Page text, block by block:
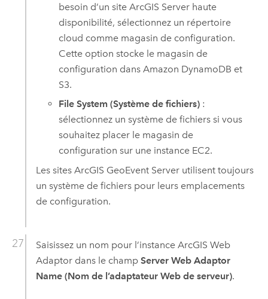
besoin d’un siteArcGIS Server haute
disponibilité, sélectionnez un répertoire
cloud comme magasin de configuration.
Cette option stocke le magasin de
configuration dansAmazon DynamoDB et
S3.
File System (Système de fichiers) :
sélectionnez un système de fichiers si vous
souhaitez placer le magasin de
configuration sur une instance EC2.
Les sites ArcGIS GeoEvent Serverutilisent toujours
un système de fichiers pour leurs emplacements
de configuration.
Saisissez un nom pour l’instance ArcGIS Web
Adaptordans le champ Server Web Adaptor
Name (Nom de l’adaptateur Web de serveur).